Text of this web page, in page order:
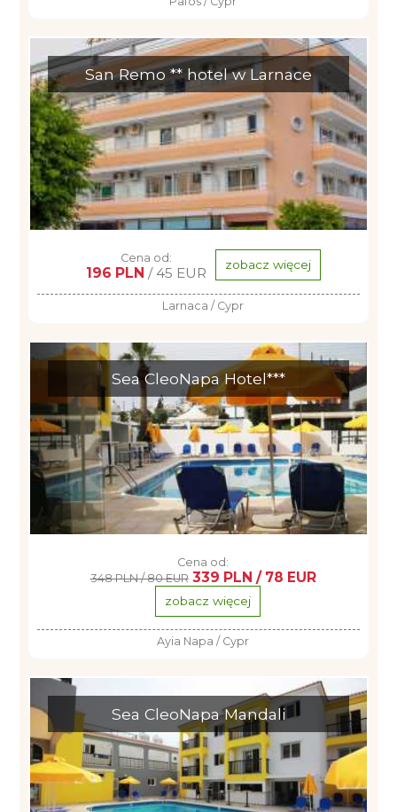
San Remo ** hotel w Larnace
Cena od:
196 PLN / 45 EUR zobacz więcej
Larnaca / Cypr
Sea CleoNapa Hotel***
Cena od:
348 PLN / 80 EUR 339 PLN / 78 EUR
zobacz więcej
Ayia Napa / Cypr
Sea CleoNapa Mandali